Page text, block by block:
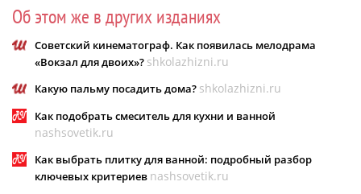
Об этом же в других изданиях
Советский кинематограф. Как появилась мелодрама
«Вокзал для двоих»? shkolazhizni.ru
Какую пальму посадить дома? shkolazhizni.ru
Как подобрать смеситель для кухни и ванной
nashsovetik.ru
Как выбрать плитку для ванной: подробный разбор
ключевых критериев nashsovetik.ru